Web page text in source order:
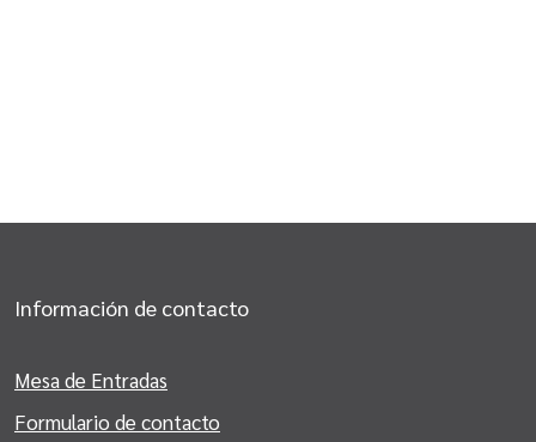
Información de contacto
Mesa de Entradas
Formulario de contacto